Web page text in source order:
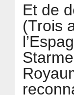
Et de
(Trois